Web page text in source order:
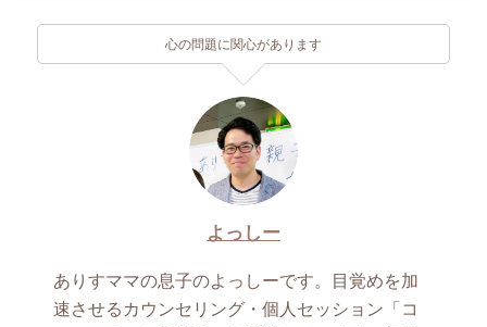
心の問題に関心があります
よっしー
ありすママの息子のよっしーです。目覚めを加
速させるカウンセリング・個人セッション「コ